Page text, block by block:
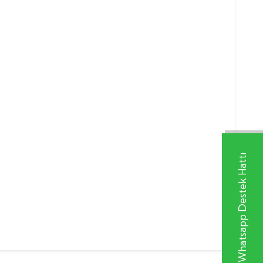
Whatsapp Destek Hattı